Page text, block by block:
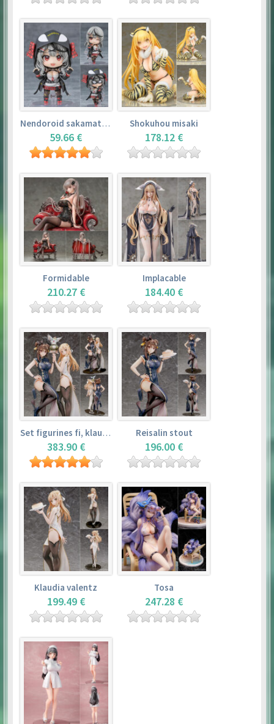
Nendoroid sakamata chloe
59.66 €
Shokuhou misaki
178.12 €
Formidable
210.27 €
Implacable
184.40 €
Set figurines fi, klaudia valentz, reisalin stout
383.90 €
Reisalin stout
196.00 €
Klaudia valentz
199.49 €
Tosa
247.28 €